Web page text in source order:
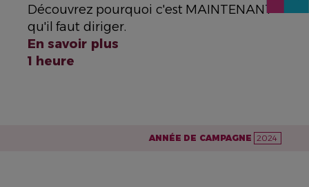
Découvrez pourquoi c'est MAINTENANT
qu'il faut diriger.
En savoir plus
1 heure
ANNÉE DE CAMPAGNE 2024